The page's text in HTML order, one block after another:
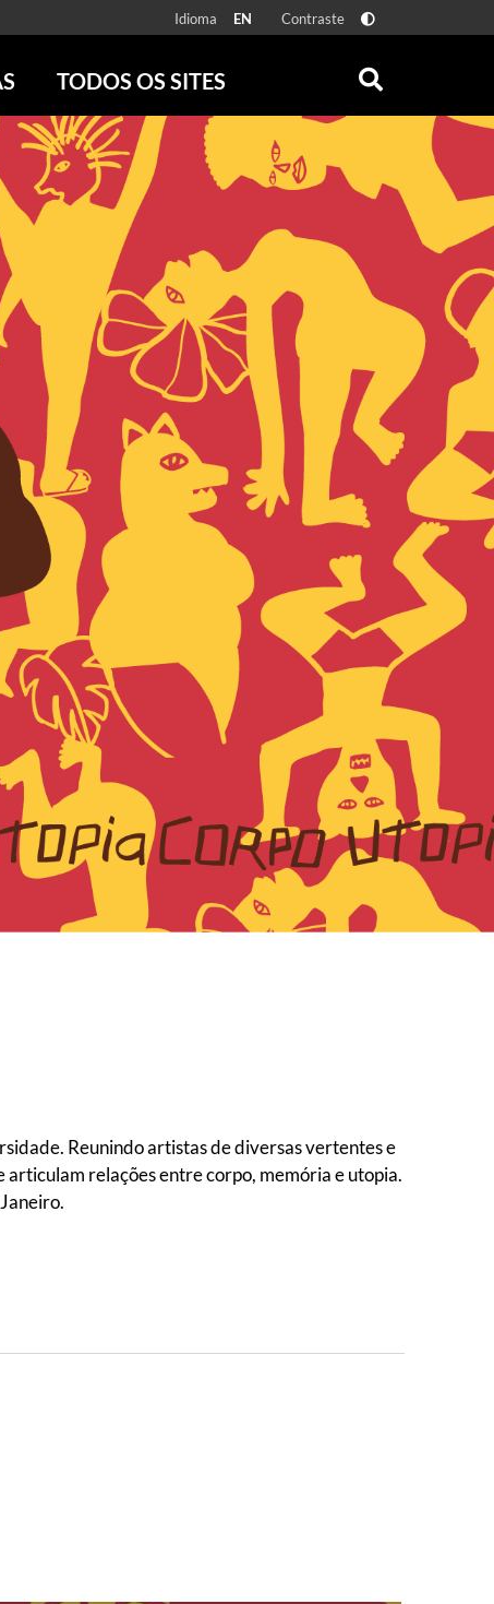
Idioma EN Contraste
FÍSICAS
TODOS OS SITES
RÁDIO BATUTA
ZUM
DISCOGRAFIA BRASILEIRA
CAROLINA MARIA DE JESUS
CRÔNICA BRASILEIRA
TESTEMUNHA OCULAR
CLARICE LISPECTOR
SERROTE
VER TODOS
Reunindo artistas de diversas vertentes e
articulam relações entre corpo, memória e utopia.